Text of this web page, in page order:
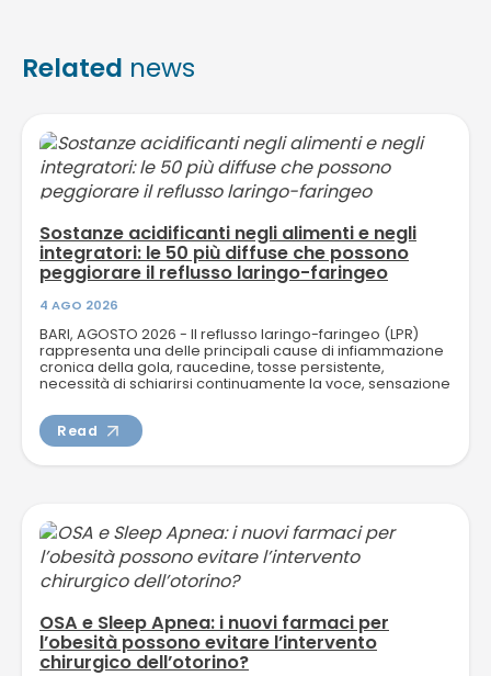
Related news
Sostanze acidificanti negli alimenti e negli
integratori: le 50 più diffuse che possono
peggiorare il reflusso laringo-faringeo
4 AGO 2026
BARI, AGOSTO 2026 - Il reflusso laringo-faringeo (LPR)
rappresenta una delle principali cause di infiammazione
cronica della gola, raucedine, tosse persistente,
necessità di schiarirsi continuamente la voce, sensazione
Read
OSA e Sleep Apnea: i nuovi farmaci per
l’obesità possono evitare l’intervento
chirurgico dell’otorino?